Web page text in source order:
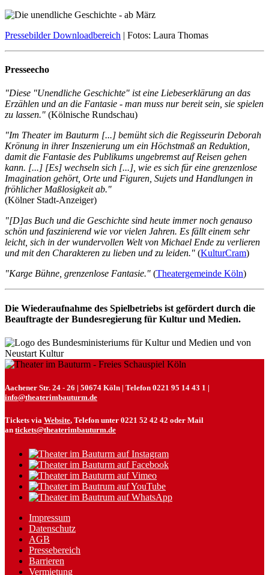
Pressebilder Downloadbereich | Fotos: Laura Thomas
Presseecho
"Diese "Unendliche Geschichte" ist eine Liebeserklärung an das
Erzählen und an die Fantasie - man muss nur bereit sein, sie spielen
zu lassen." (Kölnische Rundschau)
"Im Theater im Bauturm [...] bemüht sich die Regisseurin Deborah
Krönung in ihrer Inszenierung um ein Höchstmaß an Reduktion,
damit die Fantasie des Publikums ungebremst auf Reisen gehen
kann. [...] [Es] wechseln sich [...], wie es sich für eine grenzenlose
Imagination gehört, Orte und Figuren, Sujets und Handlungen in
fröhlicher Maßlosigkeit ab."
(Kölner Stadt-Anzeiger)
"[D]as Buch und die Geschichte sind heute immer noch genauso
schön und faszinierend wie vor vielen Jahren. Es fällt einem sehr
leicht, sich in der wundervollen Welt von Michael Ende zu verlieren
und mit den Charakteren zu lieben und zu leiden." (KulturCram)
"Karge Bühne, grenzenlose Fantasie." (Theatergemeinde Köln)
Die Wiederaufnahme des Spielbetriebs ist gefördert durch die
Beauftragte der Bundesregierung für Kultur und Medien.
Aachener Str. 24 - 26 | 50674 Köln | Telefon 0221 95 14 43 1 |
info@theaterimbauturm.de
Tickets via Website, Telefon unter 0221 52 42 42 oder Mail
an tickets@theaterimbauturm.de
Impressum
Datenschutz
AGB
Pressebereich
Barrieren
Vermietung